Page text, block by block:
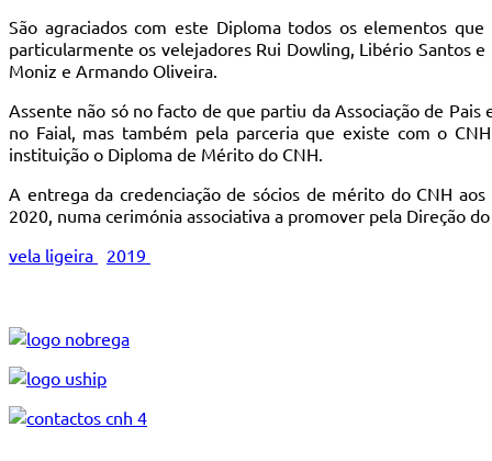
São agraciados com este Diploma todos os elementos
particularmente os velejadores Rui Dowling, Libério Santos
Moniz e Armando Oliveira.
Assente não só no facto de que partiu da Associação de
no Faial, mas também pela parceria que existe com o
instituição o Diploma de Mérito do CNH.
A entrega da credenciação de sócios de mérito do CNH
2020, numa cerimónia associativa a promover pela Direção
vela ligeira
2019